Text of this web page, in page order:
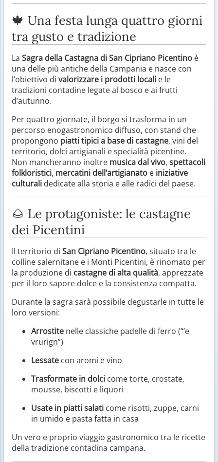
🍁 Una festa lunga quattro giorni
tra gusto e tradizione
La Sagra della Castagna di San Cipriano Picentino è
una delle più antiche della Campania e nasce con
l’obiettivo di valorizzare i prodotti locali e le
tradizioni contadine legate al bosco e ai frutti
d’autunno.
Per quattro giornate, il borgo si trasforma in un
percorso enogastronomico diffuso, con stand che
propongono piatti tipici a base di castagne, vini del
territorio, dolci artigianali e specialità picentine.
Non mancheranno inoltre musica dal vivo, spettacoli
folkloristici, mercatini dell’artigianato e iniziative
culturali dedicate alla storia e alle radici del paese.
🌰 Le protagoniste: le castagne
dei Picentini
Il territorio di San Cipriano Picentino, situato tra le
colline salernitane e i Monti Picentini, è rinomato per
la produzione di castagne di alta qualità, apprezzate
per il loro sapore dolce e la consistenza compatta.
Durante la sagra sarà possibile degustarle in tutte le
loro versioni:
Arrostite nelle classiche padelle di ferro (“’e
vrurign”)
Lessate con aromi e vino
Trasformate in dolci come torte, crostate,
mousse, biscotti e liquori
Usate in piatti salati come risotti, zuppe, carni
in umido e pasta fatta in casa
Un vero e proprio viaggio gastronomico tra le ricette
della tradizione contadina campana.